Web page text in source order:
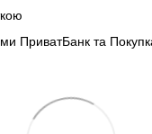
ПриватБанк та